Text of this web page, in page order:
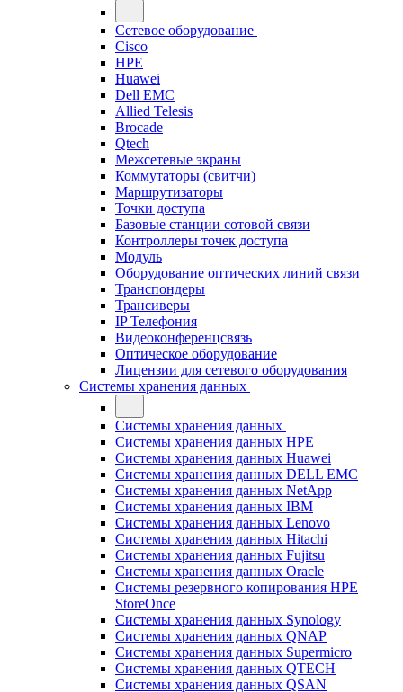
Сетевое оборудование
Cisco
HPE
Huawei
Dell EMC
Allied Telesis
Brocade
Qtech
Межсетевые экраны
Коммутаторы (свитчи)
Маршрутизаторы
Точки доступа
Базовые станции сотовой связи
Контроллеры точек доступа
Модуль
Оборудование оптических линий связи
Транспондеры
Трансиверы
IP Телефония
Видеоконференцсвязь
Оптическое оборудование
Лицензии для сетевого оборудования
Системы хранения данных
Системы хранения данных
Системы хранения данных HPE
Системы хранения данных Huawei
Системы хранения данных DELL EMC
Cистемы хранения данных NetApp
Системы хранения данных IBM
Системы хранения данных Lenovo
Системы хранения данных Hitachi
Системы хранения данных Fujitsu
Системы хранения данных Oracle
Системы резервного копирования HPE
StoreOnce
Системы хранения данных Synology
Системы хранения данных QNAP
Системы хранения данных Supermicro
Системы хранения данных QTECH
Системы хранения данных QSAN